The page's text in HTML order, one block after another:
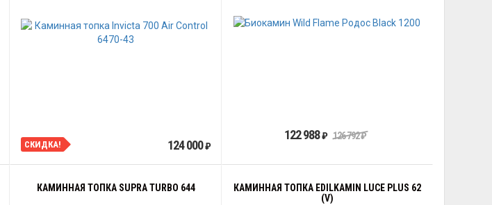
СКИДКА! 124 000₽
122 988₽ 126 792₽
КАМИННАЯ ТОПКА SUPRA TURBO 644
КАМИННАЯ ТОПКА EDILKAMIN LUCE PLUS 62
(V)